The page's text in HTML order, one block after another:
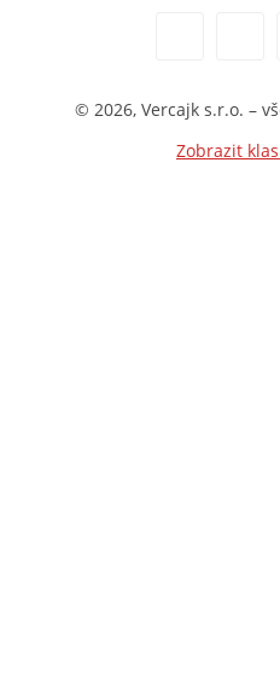
© 2026, Vercajk s.r.o. –
Zobrazit